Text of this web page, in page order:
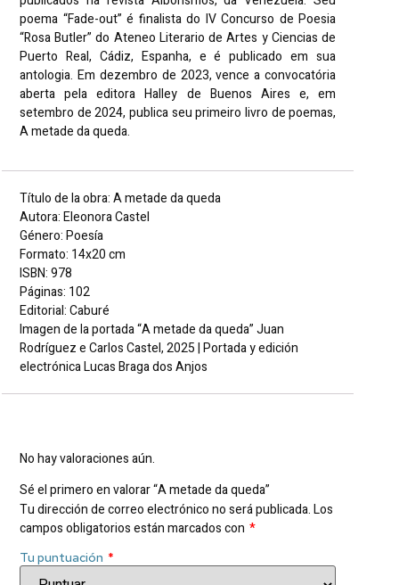
poema “Fade-out” é finalista do IV Concurso de Poesia
“Rosa Butler” do Ateneo Literario de Artes y Ciencias de
Puerto Real, Cádiz, Espanha, e é publicado em sua
antologia. Em dezembro de 2023, vence a convocatória
aberta pela editora Halley de Buenos Aires e, em
setembro de 2024, publica seu primeiro livro de poemas,
A metade da queda.
Título de la obra: A metade da queda
Autora: Eleonora Castel
Género: Poesía
Formato: 14x20 cm
ISBN: 978
Páginas: 102
Editorial: Caburé
Imagen de la portada “A metade da queda” Juan
Rodríguez e Carlos Castel, 2025 | Portada y edición
electrónica Lucas Braga dos Anjos
No hay valoraciones aún.
Sé el primero en valorar “A metade da queda”
Tu dirección de correo electrónico no será publicada.Los
campos obligatorios están marcados con *
Tu puntuación *